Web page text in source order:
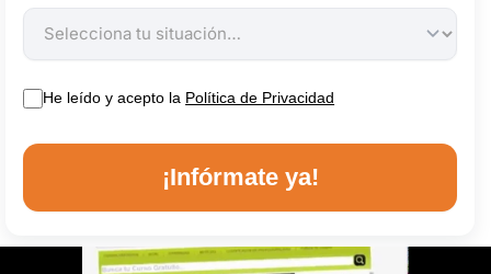
He leído y acepto la Política de Privacidad
¡Infórmate ya!